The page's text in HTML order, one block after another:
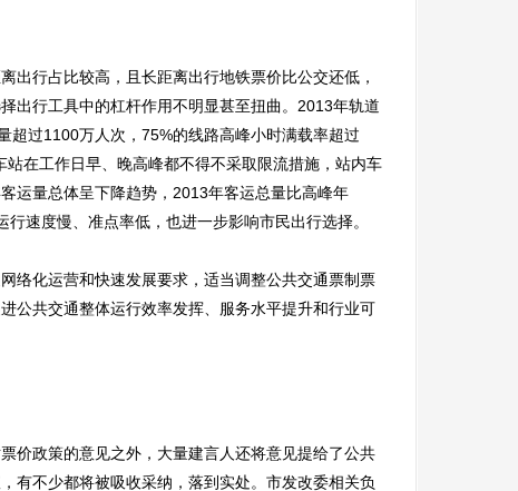
行占比较高，且长距离出行地铁票价比公交还低，
出行工具中的杠杆作用不明显甚至扭曲。2013年轨道
超过1100万人次，75%的线路高峰小时满载率超过
在工作日早、晚高峰都不得不采取限流措施，站内车
运量总体呈下降趋势，2013年客运总量比高峰年
速度慢、准点率低，也进一步影响市民出行选择。
化运营和快速发展要求，适当调整公共交通票制票
公共交通整体运行效率发挥、服务水平提升和行业可
政策的意见之外，大量建言人还将意见提给了公共
有不少都将被吸收采纳，落到实处。市发改委相关负